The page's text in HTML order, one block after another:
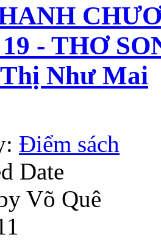
- THƠ
Như Mai
Điểm sách
Date
Võ Quê